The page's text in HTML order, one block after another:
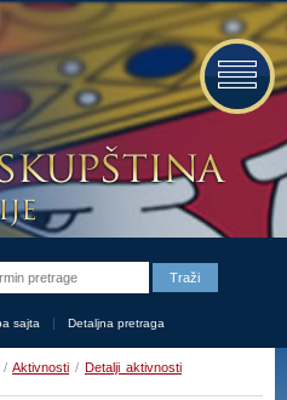
sajta Detaljna pretraga
/ Aktivnosti / Detalji aktivnosti